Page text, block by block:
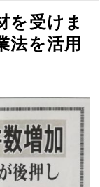
を受けま
法を活用